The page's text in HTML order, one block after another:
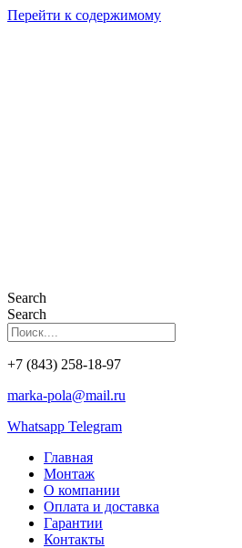
Перейти к содержимому
Search
Search
+7 (843) 258-18-97
marka-pola@mail.ru
Whatsapp Telegram
Главная
Монтаж
О компании
Оплата и доставка
Гарантии
Контакты